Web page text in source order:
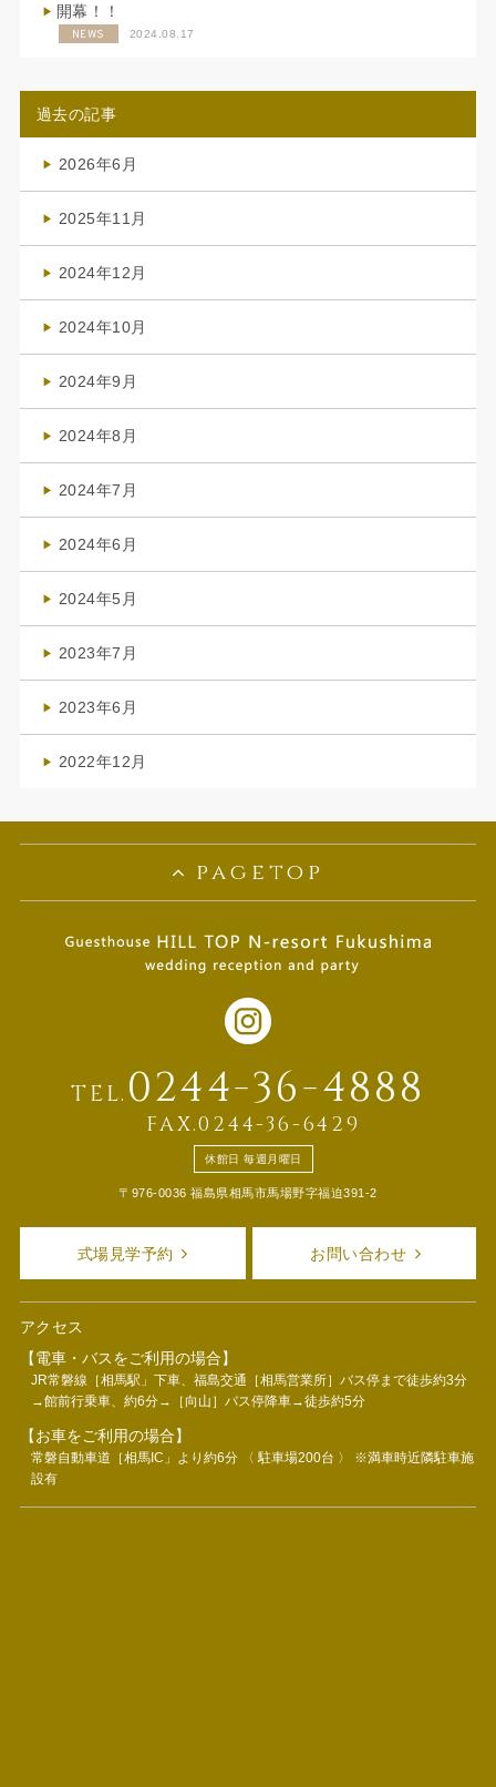
開幕！！
NEWS 2024.08.17
過去の記事
2026年6月
2025年11月
2024年12月
2024年10月
2024年9月
2024年8月
2024年7月
2024年6月
2024年5月
2023年7月
2023年6月
2022年12月
pagetop
TEL. 0244-36-4888
FAX.0244-36-6429
休館日 毎週月曜日
〒976-0036 福島県相馬市馬場野字福迫391-2
式場見学予約 お問い合わせ
アクセス
【電車・バスをご利用の場合】
JR常磐線［相馬駅」下車、福島交通［相馬営業所］バス停まで徒歩約3分
→館前行乗車、約6分→［向山］バス停降車→徒歩約5分
【お車をご利用の場合】
常磐自動車道［相馬IC」より約6分 〈 駐車場200台 〉 ※満車時近隣駐車施
設有